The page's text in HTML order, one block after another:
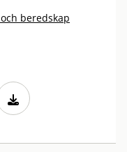
beredskap